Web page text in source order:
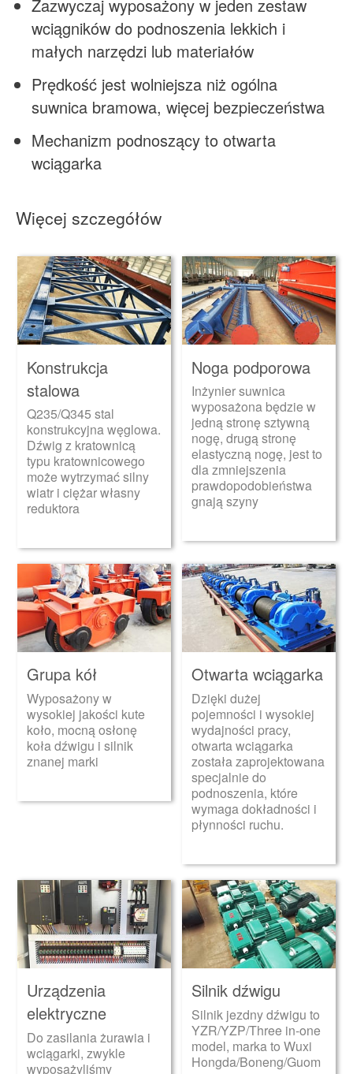
Zazwyczaj wyposażony w jeden zestaw
wciągników do podnoszenia lekkich i
małych narzędzi lub materiałów
Prędkość jest wolniejsza niż ogólna
suwnica bramowa, więcej bezpieczeństwa
Mechanizm podnoszący to otwarta
wciągarka
Więcej szczegółów
Konstrukcja
stalowa
Q235/Q345 stal
konstrukcyjna węglowa.
Dźwig z kratownicą
typu kratownicowego
może wytrzymać silny
wiatr i ciężar własny
reduktora
Noga podporowa
Inżynier suwnica
wyposażona będzie w
jedną stronę sztywną
nogę, drugą stronę
elastyczną nogę, jest to
dla zmniejszenia
prawdopodobieństwa
gnają szyny
Grupa kół
Wyposażony w
wysokiej jakości kute
koło, mocną osłonę
koła dźwigu i silnik
znanej marki
Otwarta wciągarka
Dzięki dużej
pojemności i wysokiej
wydajności pracy,
otwarta wciągarka
została zaprojektowana
specjalnie do
podnoszenia, które
wymaga dokładności i
płynności ruchu.
Urządzenia
elektryczne
Do zasilania żurawia i
wciągarki, zwykle
wyposażyliśmy
Silnik dźwigu
Silnik jezdny dźwigu to
YZR/YZP/Three in-one
model, marka to Wuxi
Hongda/Boneng/Guom